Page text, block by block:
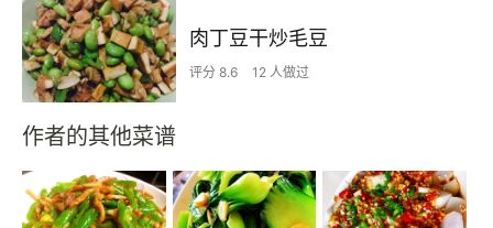
肉丁豆干炒毛豆
评分 8.6 12 人做过
作者的其他菜谱